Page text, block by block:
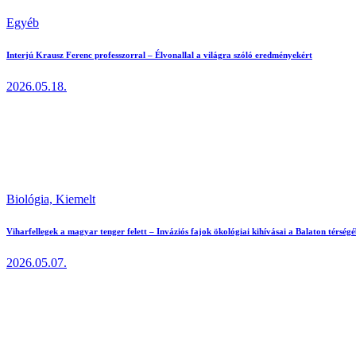
Egyéb
Interjú Krausz Ferenc professzorral – Élvonallal a világra szóló eredményekért
2026.05.18.
Biológia, Kiemelt
Viharfellegek a magyar tenger felett – Inváziós fajok ökológiai kihívásai a Balaton
2026.05.07.